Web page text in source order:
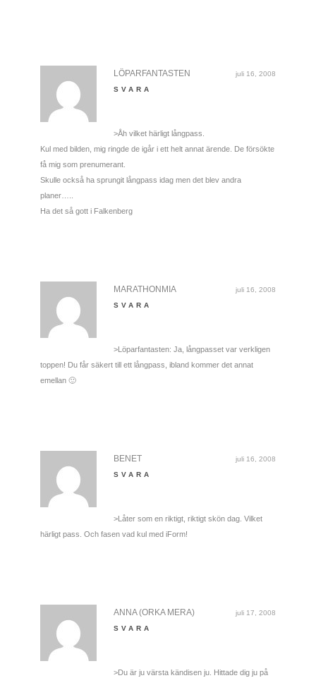
juli 16, 2008
LÖPARFANTASTEN
SVARA
>Åh vilket härligt långpass.
Kul med bilden, mig ringde de igår i ett helt annat ärende. De försökte
få mig som prenumerant.
Skulle också ha sprungit långpass idag men det blev andra
planer…..
Ha det så gott i Falkenberg
juli 16, 2008
MARATHONMIA
SVARA
>Löparfantasten: Ja, långpasset var verkligen
toppen! Du får säkert till ett långpass, ibland kommer det annat
emellan 🙂
juli 16, 2008
BENET
SVARA
>Låter som en riktigt, riktigt skön dag. Vilket
härligt pass. Och fasen vad kul med iForm!
juli 17, 2008
ANNA (ORKA MERA)
SVARA
>Du är ju värsta kändisen ju. Hittade dig ju på